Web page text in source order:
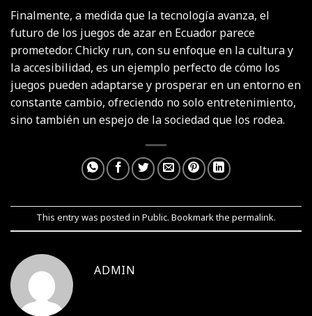
Finalmente, a medida que la tecnología avanza, el
futuro de los juegos de azar en Ecuador parece
prometedor. Chicky run, con su enfoque en la cultura y
la accesibilidad, es un ejemplo perfecto de cómo los
juegos pueden adaptarse y prosperar en un entorno en
constante cambio, ofreciendo no solo entretenimiento,
sino también un espejo de la sociedad que los rodea.
This entry was posted in Public. Bookmark the permalink.
ADMIN